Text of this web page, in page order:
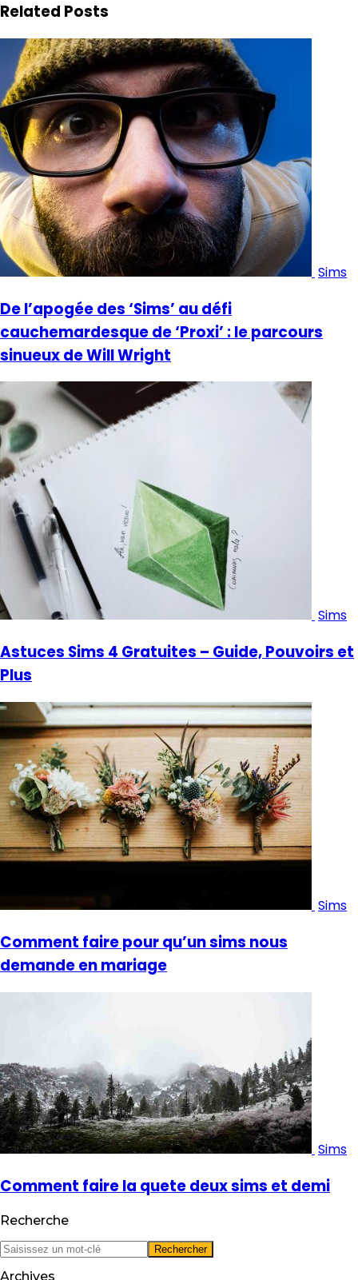
Related Posts
Sims
De l’apogée des ‘Sims’ au défi
cauchemardesque de ‘Proxi’ : le parcours
sinueux de Will Wright
Sims
Astuces Sims 4 Gratuites – Guide, Pouvoirs et
Plus
Sims
Comment faire pour qu’un sims nous
demande en mariage
Sims
Comment faire la quete deux sims et demi
Recherche
Archives